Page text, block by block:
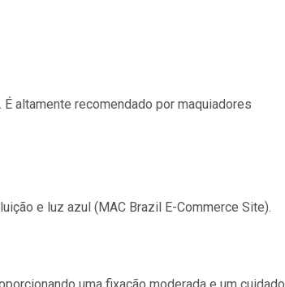
altamente recomendado por maquiadores
e luz azul​ (MAC Brazil E-Commerce Site)​.